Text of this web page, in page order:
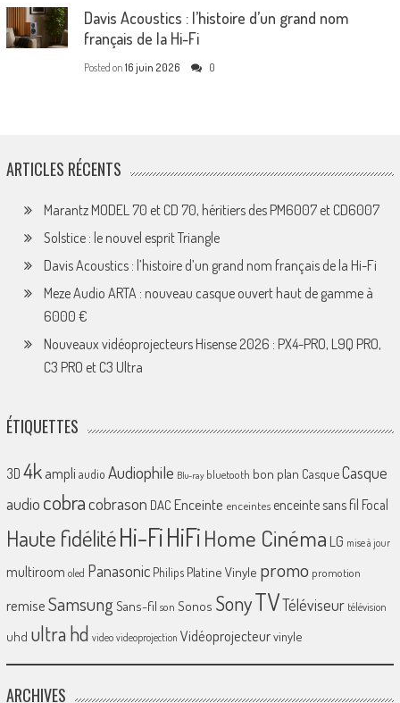
Davis Acoustics : l’histoire d’un grand nom
français de la Hi-Fi
Posted on 16 juin 2026 0
ARTICLES RÉCENTS
Marantz MODEL 70 et CD 70, héritiers des PM6007 et CD6007
Solstice : le nouvel esprit Triangle
Davis Acoustics : l’histoire d’un grand nom français de la Hi-Fi
Meze Audio ARTA : nouveau casque ouvert haut de gamme à
6000 €
Nouveaux vidéoprojecteurs Hisense 2026 : PX4-PRO, L9Q PRO,
C3 PRO et C3 Ultra
ÉTIQUETTES
3D 4k ampliaudio Audiophile Blu-ray bluetooth bon plan CasqueCasque
audio cobracobrason DAC Enceinte enceintes enceinte sans fil Focal
Haute fidélitéHi-FiHiFiHome Cinéma LG mise à jour
multiroom oled Panasonic Philips Platine Vinyle promo promotion
remiseSamsungSans-fil son Sonos SonyTVTéléviseur télévision
uhd ultra hd video videoprojection Vidéoprojecteurvinyle
ARCHIVES